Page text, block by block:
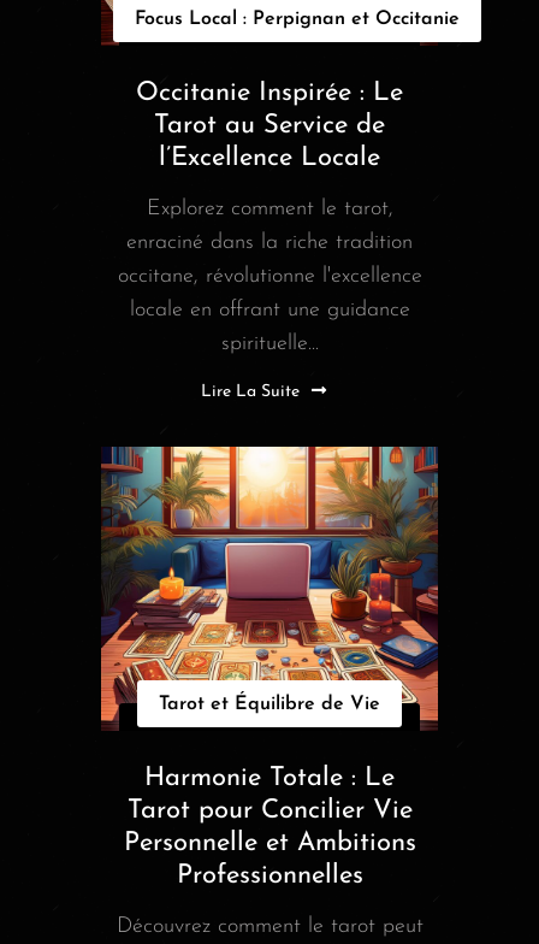
Focus Local : Perpignan et Occitanie
Occitanie Inspirée : Le
Tarot au Service de
l’Excellence Locale
Explorez comment le tarot,
enraciné dans la riche tradition
occitane, révolutionne l'excellence
locale en offrant une guidance
spirituelle...
Lire La Suite
Tarot et Équilibre de Vie
Harmonie Totale : Le
Tarot pour Concilier Vie
Personnelle et Ambitions
Professionnelles
Découvrez comment le tarot peut